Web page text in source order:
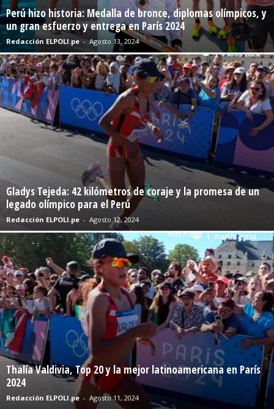
Perú hizo historia: Medalla de bronce, diplomas olímpicos, y
un gran esfuerzo y entrega en París 2024
Redacción ELPOLI.pe - Agosto 13, 2024
Gladys Tejeda: 42 kilómetros de coraje y la promesa de un
legado olímpico para el Perú
Redacción ELPOLI.pe - Agosto 12, 2024
Thalía Valdivia, Top 20 y la mejor latinoamericana en París
2024
Redacción ELPOLI.pe - Agosto 11, 2024